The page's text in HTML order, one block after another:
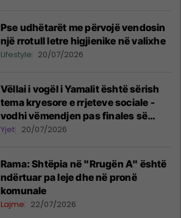
Pse udhëtarët me përvojë vendosin
një rrotull letre higjienike në valixhe
Lifestyle 20/07/2026
Vëllai i vogël i Yamalit është sërish
tema kryesore e rrjeteve sociale -
vodhi vëmendjen pas finales së
Kupës së Botës
Yjet 20/07/2026
Rama: Shtëpia në "Rrugën A" është
ndërtuar pa leje dhe në pronë
komunale
Lajme 22/07/2026